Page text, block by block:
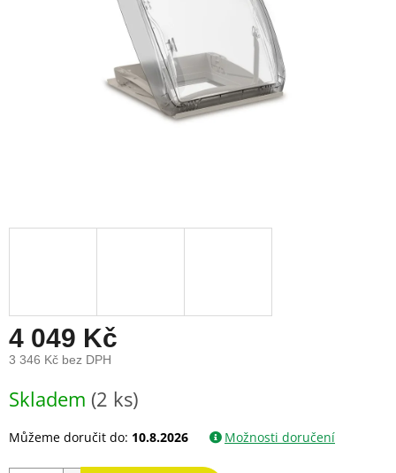
4 049 Kč
3 346 Kč bez DPH
cena:
Skladem (2 ks)
Můžeme doručit do: 10.8.2026 Možnosti doručení